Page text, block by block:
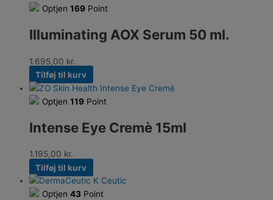
Optjen 169 Point
Illuminating AOX Serum 50 ml.
1.695,00 kr.
Tilføj til kurv
Optjen 119 Point
Intense Eye Cremè 15ml
1.195,00 kr.
Tilføj til kurv
Optjen 43 Point